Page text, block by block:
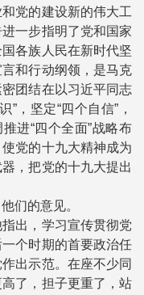
党的建设新的伟大工
一步指明了党和国家
各族人民在新时代坚
和行动纲领，是马克
团结在以习近平同志
，坚定“四个自信”，
进“四个全面”战略布
党的十九大精神成为
，把党的十九大提出
们的意见。
出，学习宣传贯彻党
个时期的首要政治任
出示范。在座不少同
了，担子更重了，站